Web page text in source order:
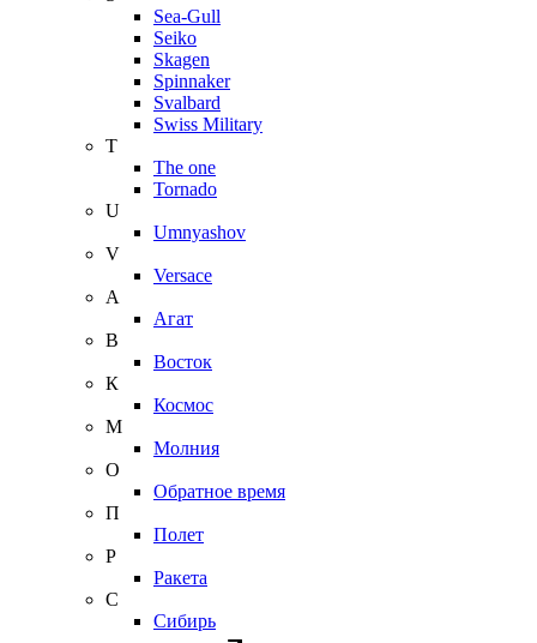
Sea-Gull
Seiko
Skagen
Spinnaker
Svalbard
Swiss Military
T
The one
Tornado
U
Umnyashov
V
Versace
А
Агат
В
Восток
К
Космос
М
Молния
О
Обратное время
П
Полет
Р
Ракета
С
Сибирь